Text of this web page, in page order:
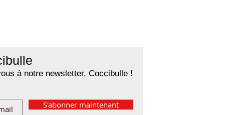
à notre newsletter, Coccibulle !
S'abonner maintenant